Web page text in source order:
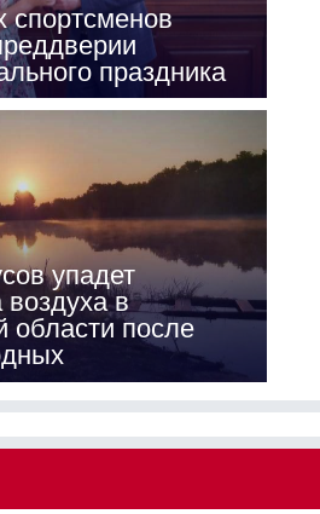
спортсменов
праздника
упадет
воздуха в
области после